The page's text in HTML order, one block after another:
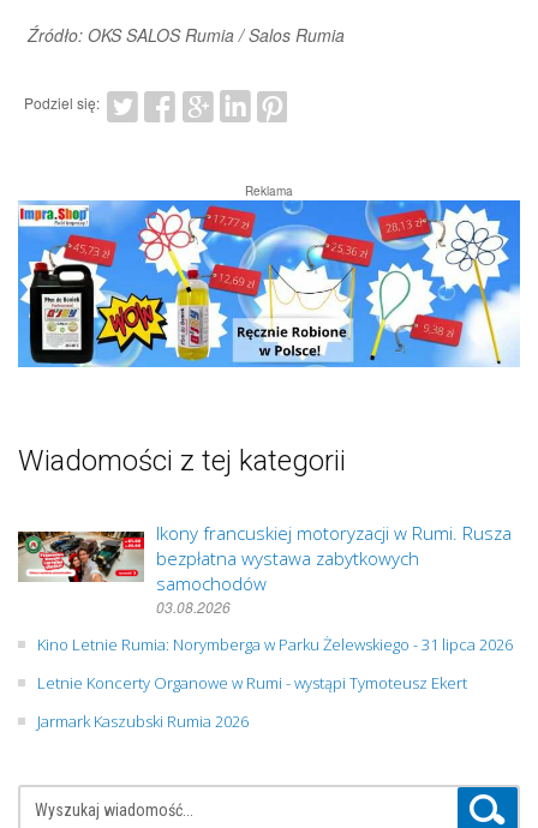
Źródło: OKS SALOS Rumia / Salos Rumia
Podziel się:
Reklama
Wiadomości z tej kategorii
Ikony francuskiej motoryzacji w Rumi. Rusza
bezpłatna wystawa zabytkowych
samochodów
03.08.2026
Kino Letnie Rumia: Norymberga w Parku Żelewskiego - 31 lipca 2026
Letnie Koncerty Organowe w Rumi - wystąpi Tymoteusz Ekert
Jarmark Kaszubski Rumia 2026